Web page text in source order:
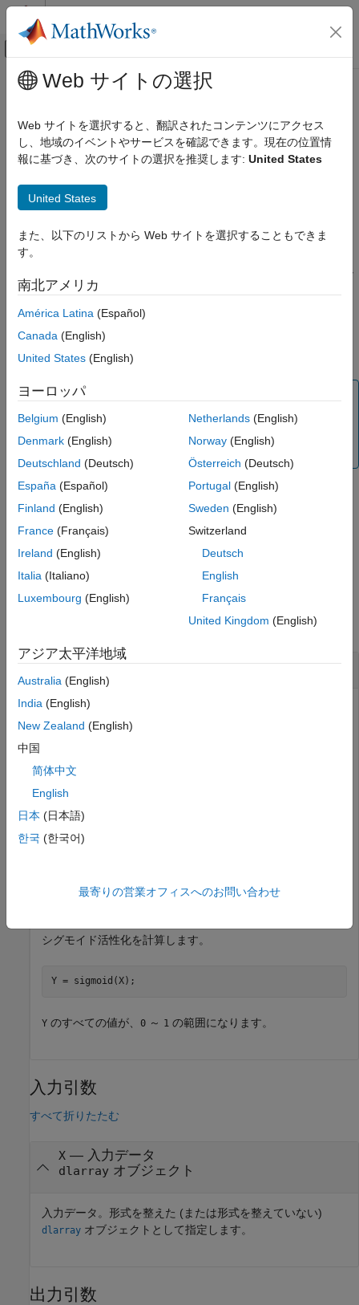
コンテンツへスキップ
オフキャンバス ナビゲーション メ
ドキュメンテーションのホーム
Deep Learning Toolbox
深層ニューラル ネットワークのインポートと
操作
項目一覧
説明
拡張機能
バージョン履歴
参考
メインコンテンツ
sigmoid
シグモイド活性化の適用
構文
説明
シグモイド活性化演算は、入力データにシグモイド関数を適用し
ます。
この処理は次の式と同等です。
メモ
この関数は、シグモイド演算をdlarrayデータに適用し
ます。dlnetwork
オブジェクト内にシグモイドを適用する
場合は、
を使用します。
Y = sigmoid( )
は、シグモイド伝達関数を適用することにより、
入力 Xのシグモイド活性化を計算します。Yのすべての値は
1になります。
例
例
シグモイド活性化の適用
関数sigmoid
に収まる値に設定します。
よる単一の観測値として作成します。
height = 7;
channels = 32;
X = randn(height,width,channels,observations);
X = dlarray(X,'SSCB');
シグモイド活性化を計算します。
Y = sigmoid(X);
Y のすべての値が、 0 ～ 1 の範囲になります。
入力引数
すべて折りたたむ
X— 入力データ
dlarrayオブジェクト
入力データ。形式を整えた (または形式を整えていない)
dlarray オブジェクトとして指定します。
出力引数
Web サイトの選択
Web サイトを選択すると、翻訳されたコンテンツにアクセス
し、地域のイベントやサービスを確認できます。現在の位置情
報に基づき、次のサイトの選択を推奨します: United States
United States
また、以下のリストから Web サイトを選択することもできま
す。
南北アメリカ
América Latina (Español)
Canada (English)
United States (English)
ヨーロッパ
Belgium (English)
Denmark (English)
Deutschland (Deutsch)
España (Español)
Finland (English)
France (Français)
Ireland (English)
Italia (Italiano)
Luxembourg (English)
Netherlands(English)
Norway(English)
Österreich (Deutsch)
Portugal(English)
Sweden (English)
Switzerland
Deutsch
English
Français
United Kingdom (English)
アジア太平洋地域
Australia (English)
India (English)
New Zealand (English)
中国
简体中文
English
日本 (日本語)
한국 (한국어)
最寄りの営業オフィスへのお問い合わせ